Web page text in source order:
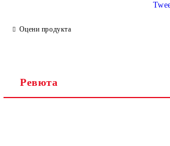
Оцени продукта
Ревюта